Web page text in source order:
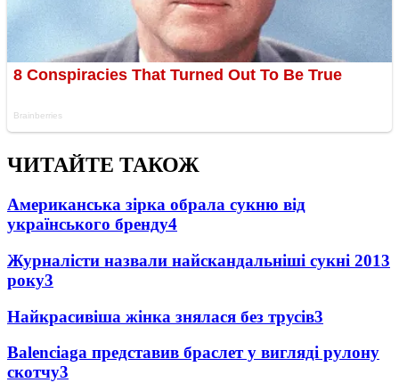
ЧИТАЙТЕ ТАКОЖ
Американська зірка обрала сукню від
українського бренду4
Журналісти назвали найскандальніші сукні 2013
року3
Найкрасивіша жінка знялася без трусів3
Balenciaga представив браслет у вигляді рулону
скотчу3